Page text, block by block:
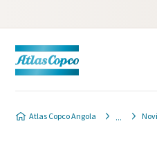
Atlas Copco Angola